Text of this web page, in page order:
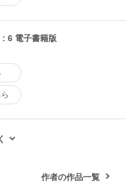
6 電子書籍版
作者の作品一覧